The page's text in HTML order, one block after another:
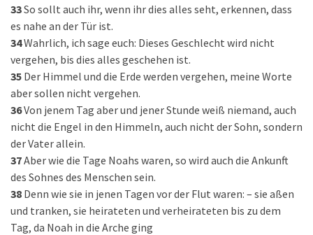
33So sollt auch ihr, wenn ihr dies alles seht, erkennen, dass
es nahe an der Tür ist.
34Wahrlich, ich sage euch: Dieses Geschlecht wird nicht
vergehen, bis dies alles geschehen ist.
35 Der Himmel und die Erde werden vergehen, meine Worte
aber sollen nicht vergehen.
36Von jenem Tag aber und jener Stunde weiß niemand, auch
nicht die Engel in den Himmeln, auch nicht der Sohn, sondern
der Vater allein.
37Aber wie die Tage Noahs waren, so wird auch die Ankunft
des Sohnes des Menschen sein.
38 Denn wie sie in jenen Tagen vor der Flut waren: – sie aßen
und tranken, sie heirateten und verheirateten bis zu dem
Tag, da Noah in die Arche ging